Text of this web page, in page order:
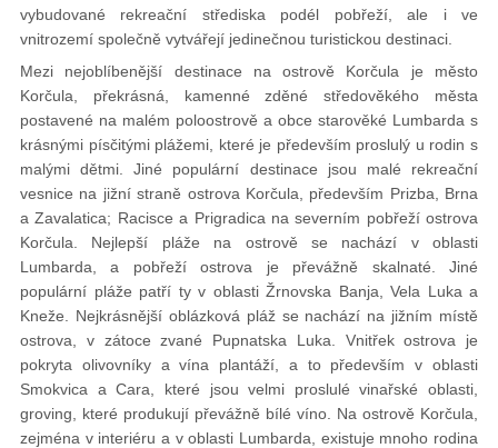
vybudované rekreační střediska podél pobřeží, ale i ve
vnitrozemí společně vytvářejí jedinečnou turistickou destinaci.
Mezi nejoblíbenější destinace na ostrově Korčula je město
Korčula, překrásná, kamenné zděné středověkého města
postavené na malém poloostrově a obce starověké Lumbarda s
krásnými písčitými plážemi, které je především proslulý u rodin s
malými dětmi. Jiné populární destinace jsou malé rekreační
vesnice na jižní straně ostrova Korčula, především Prizba, Brna
a Zavalatica; Racisce a Prigradica na severním pobřeží ostrova
Korčula. Nejlepší pláže na ostrově se nachází v oblasti
Lumbarda, a pobřeží ostrova je převážně skalnaté. Jiné
populární pláže patří ty v oblasti Žrnovska Banja, Vela Luka a
Kneže. Nejkrásnější oblázková pláž se nachází na jižním místě
ostrova, v zátoce zvané Pupnatska Luka. Vnitřek ostrova je
pokryta olivovníky a vína plantáží, a to především v oblasti
Smokvica a Cara, které jsou velmi proslulé vinařské oblasti,
groving, které produkují převážně bílé víno. Na ostrově Korčula,
zejména v interiéru a v oblasti Lumbarda, existuje mnoho rodina